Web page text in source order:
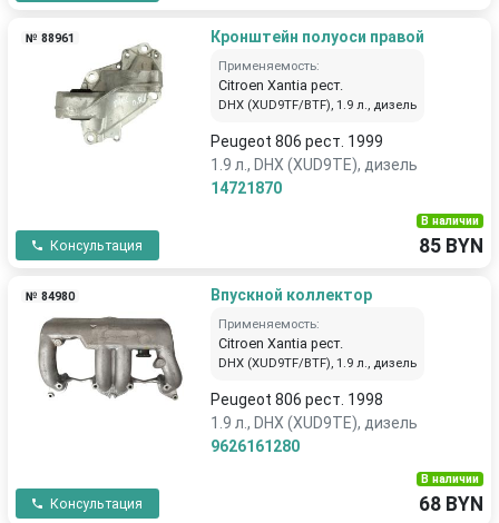
№ 88961 Кронштейн полуоси правой
Применяемость:
Citroen Xantia рест.
DHX (XUD9TF/BTF), 1.9 л., дизель
Peugeot 806 рест. 1999
1.9 л., DHX (XUD9TE), дизель
14721870
Консультация
В наличии
85 BYN
№ 84980 Впускной коллектор
Применяемость:
Citroen Xantia рест.
DHX (XUD9TF/BTF), 1.9 л., дизель
Peugeot 806 рест. 1998
1.9 л., DHX (XUD9TE), дизель
9626161280
Консультация
В наличии
68 BYN